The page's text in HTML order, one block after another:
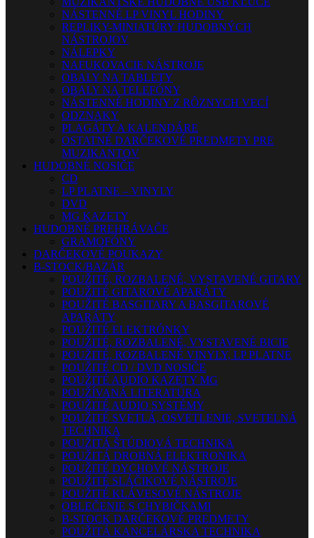
NÁSTENNÉ LP VINYL HODINY
REPLIKY-MINIATÚRY HUDOBNÝCH
NÁSTROJOV
NÁLEPKY
NAFUKOVACIE NÁSTROJE
OBALY NA TABLETY
OBALY NA TELEFÓNY
NÁSTENNÉ HODINY Z RÔZNYCH VECÍ
ODZNAKY
PLAGÁTY A KALENDÁRE
OSTATNÉ DARČEKOVÉ PREDMETY PRE
MUZIKANTOV
HUDOBNÉ NOSIČE
CD
LP PLATNE – VINYLY
DVD
MG KAZETY
HUDOBNÉ PREHRÁVAČE
GRAMOFÓNY
DARČEKOVÉ POUKAZY
B-STOCK/BAZÁR
POUŽITÉ, ROZBALENÉ, VYSTAVENÉ GITARY
POUŽITÉ GITAROVÉ APARÁTY
POUŽITÉ BASGITARY A BASGITAROVÉ
APARÁTY
POUŽITÉ ELEKTRÓNKY
POUŽITÉ, ROZBALENÉ, VYSTAVENÉ BICIE
POUŽITÉ, ROZBALENÉ VINYLY, LP PLATNE
POUŽITÉ CD / DVD NOSIČE
POUŽITÉ AUDIO KAZETY MG
POUŽÍVANÁ LITERATÚRA
POUŽITÉ AUDIO SYSTÉMY
POUŽITÉ SVETLÁ, OSVETLENIE, SVETELNÁ
TECHNIKA
POUŽITÁ ŠTÚDIOVÁ TECHNIKA
POUŽITÁ DROBNÁ ELEKTRONIKA
POUŽITÉ DYCHOVÉ NÁSTROJE
POUŽITÉ SLÁČIKOVÉ NÁSTROJE
POUŽITÉ KLÁVESOVÉ NÁSTROJE
OBLEČENIE S CHYBIČKAMI
B-STOCK DARČEKOVÉ PREDMETY
POUŽITÁ KANCELÁRSKA TECHNIKA